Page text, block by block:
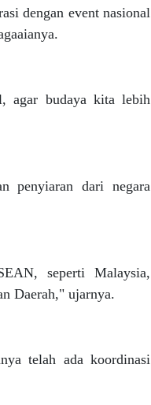
dengan event nasional
agar budaya kita lebih
penyiaran dari negara
seperti Malaysia,
Daerah," ujarnya.
telah ada koordinasi